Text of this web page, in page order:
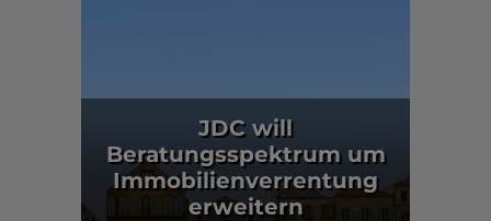
JDC will
Beratungsspektrum um
Immobilienverrentung
erweitern